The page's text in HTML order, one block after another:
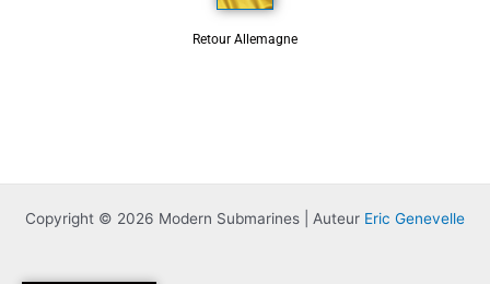
Retour Allemagne
Copyright © 2026 Modern Submarines | Auteur Eric Genevelle